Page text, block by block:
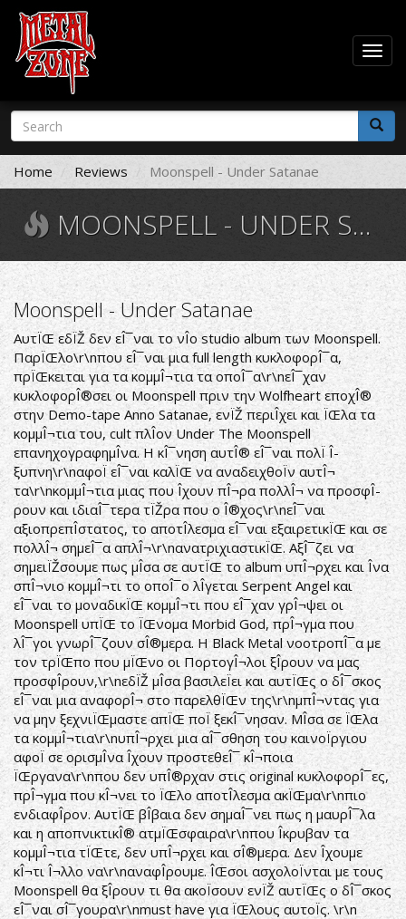
Skip
main
content
Search
form
Search
Home Reviews Moonspell - Under Satanae
MOONSPELL - UNDER SATANAE
Moonspell - Under Satanae
ΑυτÏŒ εδÏŽ δεν εÎ¯ναι το νÎ­ο studio album των Moonspell.
ΠαρÏŒλο\r\nπου εÎ¯ναι μια full length κυκλοφορÎ¯α,
πρÏŒκειται για τα κομμÎ¬τια τα οποÎ¯α\r\nεÎ¯χαν
κυκλοφορÎ®σει οι Moonspell πριν την Wolfheart εποχÎ®
στην Demo-tape Anno Satanae, ενÏŽ περιÎ­χει και ÏŒλα τα
κομμÎ¬τια του, cult πλÎ­ον Under The Moonspell
επανηχογραφημÎ­να. Η κÎ¯νηση αυτÎ® εÎ¯ναι πολÏ Î­
ξυπνη\r\nαφοÏ εÎ¯ναι καλÏŒ να αναδειχθοÏν αυτÎ¬
τα\r\nκομμÎ¬τια μιας που Î­χουν πÎ¬ρα πολλÎ¬ να προσφÎ­
ρουν και ιδιαÎ¯τερα τÏŽρα που ο Î®χος\r\nεÎ¯ναι
αξιοπρεπÎ­στατος, το αποτÎ­λεσμα εÎ¯ναι εξαιρετικÏŒ και σε
πολλÎ¬ σημεÎ¯α απλÎ¬\r\nανατριχιαστικÏŒ. ΑξÎ¯ζει να
σημειÏŽσουμε πως μÎ­σα σε αυτÏŒ το album υπÎ¬ρχει και Î­να
σπÎ¬νιο κομμÎ¬τι το οποÎ¯ο λÎ­γεται Serpent Angel και
εÎ¯ναι το μοναδικÏŒ κομμÎ¬τι που εÎ¯χαν γρÎ¬ψει οι
Moonspell υπÏŒ το ÏŒνομα Morbid God, πρÎ¬γμα που
λÎ¯γοι γνωρÎ¯ζουν σÎ®μερα. Η Black Metal νοοτροπÎ¯α με
τον τρÏŒπο που μÏŒνο οι ΠορτογÎ¬λοι ξÎ­ρουν να μας
προσφÎ­ρουν,\r\nεδÏŽ μÎ­σα βασιλεÏει και αυτÏŒς ο δÎ¯σκος
εÎ¯ναι μια αναφορÎ¬ στο παρελθÏŒν της\r\nμπÎ¬ντας για
να μην ξεχνιÏŒμαστε απÏŒ ποÏ ξεκÎ¯νησαν. ΜÎ­σα σε ÏŒλα
τα κομμÎ¬τια\r\nυπÎ¬ρχει μια αÎ¯σθηση του καινοÏργιου
αφοÏ σε ορισμÎ­να Î­χουν προστεθεÎ¯ κÎ¬ποια
ÏŒργανα\r\nπου δεν υπÎ®ρχαν στις original κυκλοφορÎ¯ες,
πρÎ¬γμα που κÎ¬νει το ÏŒλο αποτÎ­λεσμα ακÏŒμα\r\nπιο
ενδιαφÎ­ρον. ΑυτÏŒ βÎ­βαια δεν σημαÎ¯νει πως η μαυρÎ¯λα
και η αποπνικτικÎ® ατμÏŒσφαιρα\r\nπου Î­κρυβαν τα
κομμÎ¬τια τÏŒτε, δεν υπÎ¬ρχει και σÎ®μερα. Δεν Î­χουμε
κÎ¬τι Î¬λλο να\r\nαναφÎ­ρουμε. ÎŒσοι ασχολοÏνται με τους
Moonspell θα ξÎ­ρουν τι θα ακοÏσουν ενÏŽ αυτÏŒς ο δÎ¯σκος
εÎ¯ναι σÎ¯γουρα\r\nmust have για ÏŒλους αυτοÏς. \r\n